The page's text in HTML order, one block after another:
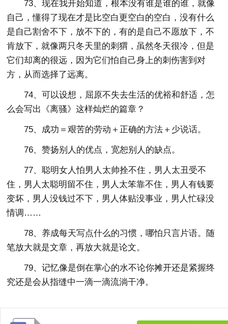
73、现在我开始知道，根本没有谁是谁的谁，就像
自己，懂得了现在才是比空白更空白的空白，没有什么
是自己割舍不下，放不下的，有的是自己不愿放下，不
肯放下，就像两只冬天里的刺猬，虽然冬天很冷，但是
它们却离的很远，因为它们怕自己身上的刺伤害到对
方，从而选择了远离。
74、可以设想，屈原不失去生活的优裕和舒适，怎
么会写出《离骚》这样灿烂的篇章？
75、成功＝艰苦的劳动＋正确的方法＋少说话。
76、赞扬别人的优点，宽恕别人的缺点。
77、聪明女人怕男人太帅拴不住，男人太丑受不
住，男人太聪明留不住，男人太笨靠不住，男人有钱要
变坏，男人没钱过不下，男人体贴没事业，男人忙碌没
情调……
78、养成每天写点什么的习惯，哪怕只言片语。随
笔放大就是文章，再放大就是论文。
79、记忆像是倒在掌心的水不论你摊开还是紧握终
究还是会从指缝中一滴一滴流淌干净。